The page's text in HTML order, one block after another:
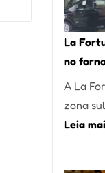
La
no
A La
zona
Leia